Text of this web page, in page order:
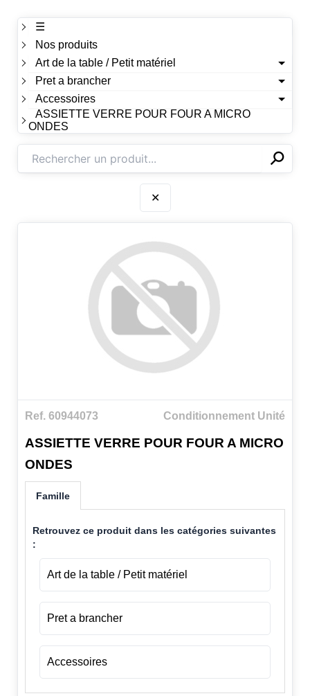
☰
Nos produits
Art de la table / Petit matériel
Pret a brancher
Accessoires
ASSIETTE VERRE POUR FOUR A MICRO
ONDES
✕⚲
✕
Ref. 60944073 Conditionnement Unité
ASSIETTE VERRE POUR FOUR A MICRO
ONDES
Famille
Retrouvez ce produit dans les catégories suivantes
:
Art de la table / Petit matériel
Pret a brancher
Accessoires